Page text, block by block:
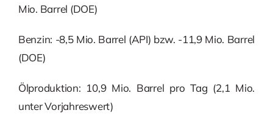
Mio. Barrel (DOE)
Benzin: -8,5 Mio. Barrel (API) bzw. -11,9 Mio. Barrel
(DOE)
Ölproduktion: 10,9 Mio. Barrel pro Tag (2,1 Mio.
unter Vorjahreswert)